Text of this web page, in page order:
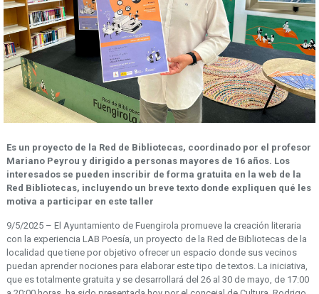
Es un proyecto de la Red de Bibliotecas, coordinado por el profesor
Mariano Peyrou y dirigido a personas mayores de 16 años. Los
interesados se pueden inscribir de forma gratuita en la web de la
Red Bibliotecas, incluyendo un breve texto donde expliquen qué les
motiva a participar en este taller
9/5/2025 – El Ayuntamiento de Fuengirola promueve la creación literaria
con la experiencia LAB Poesía, un proyecto de la Red de Bibliotecas de la
localidad que tiene por objetivo ofrecer un espacio donde sus vecinos
puedan aprender nociones para elaborar este tipo de textos. La iniciativa,
que es totalmente gratuita y se desarrollará del 26 al 30 de mayo, de 17:00